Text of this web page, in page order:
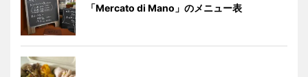
「Mercato di Mano」のメニュー表